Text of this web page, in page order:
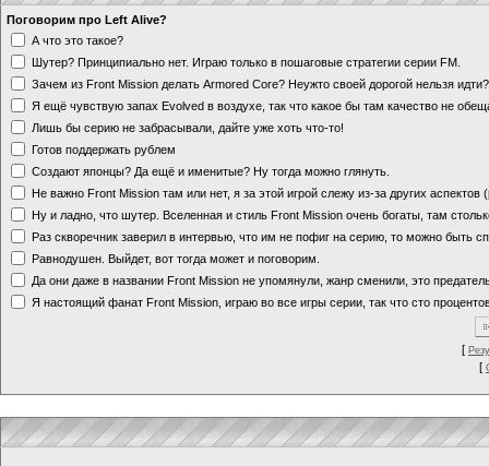
Поговорим про Left Alive?
А что это такое?
Шутер? Принципиально нет. Играю только в пошаговые стратегии серии FM.
Зачем из Front Mission делать Armored Core? Неужто своей дорогой нельзя
Я ещё чувствую запах Evolved в воздухе, так что какое бы там качество не
Лишь бы серию не забрасывали, дайте уже хоть что-то!
Готов поддержать рублем
Создают японцы? Да ещё и именитые? Ну тогда можно глянуть.
Не важно Front Mission там или нет, я за этой игрой слежу из-за других аспектов
Ну и ладно, что шутер. Вселенная и стиль Front Mission очень богаты, там
Раз скворечник заверил в интервью, что им не пофиг на серию, то можно быть
Равнодушен. Выйдет, вот тогда может и поговорим.
Да они даже в названии Front Mission не упомянули, жанр сменили, это
Я настоящий фанат Front Mission, играю во все игры серии, так что сто
[
[